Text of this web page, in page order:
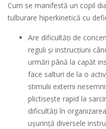
Cum se manifestă un copil
tulburare hiperkinetică cu
Are dificultăţi de
reguli și instrucțiuni
urmări până la capăt
face salturi de la o
stimulii externi
plictisește rapid la
dificultăți în
ușurință diversele